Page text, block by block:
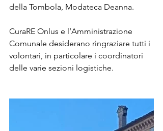
della Tombola, Modateca Deanna.
CuraRE Onlus e l’Amministrazione
Comunale desiderano ringraziare tutti i
volontari, in particolare i coordinatori
delle varie sezioni logistiche.